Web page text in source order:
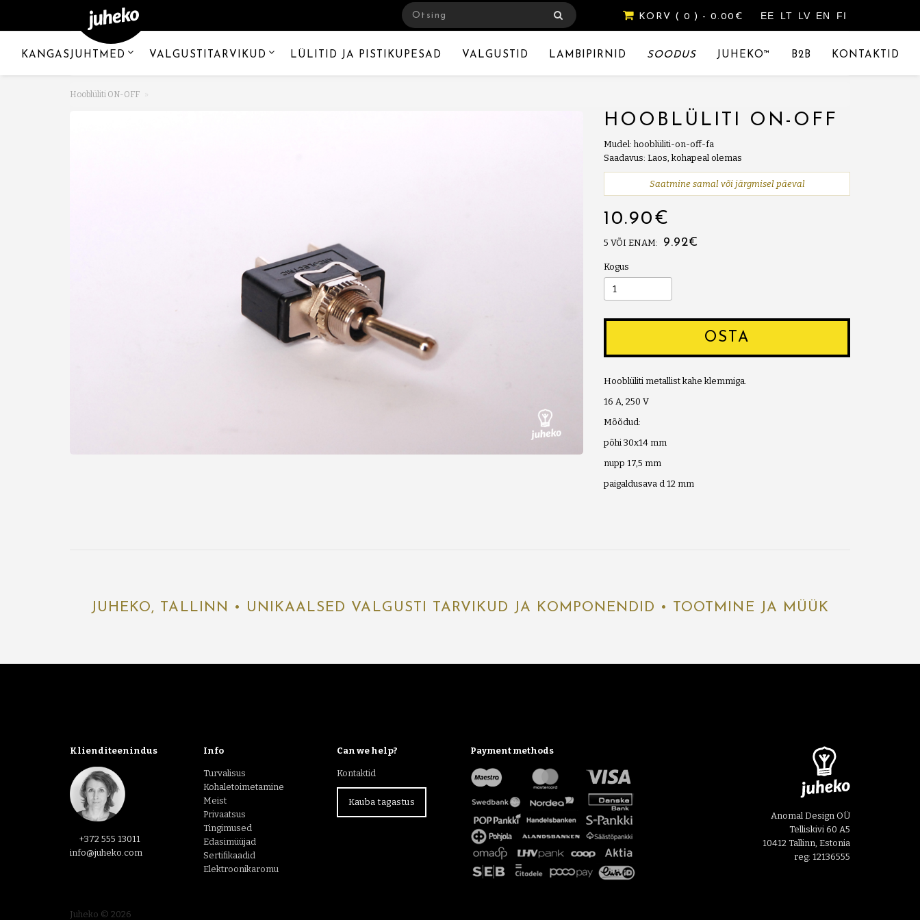
EE LT LV EN FI
KORV ( 0 ) - 0.00€
KANGASJUHTMED VALGUSTITARVIKUD LÜLITID JA PISTIKUPESAD VALGUSTID LAMBIPIRNID SOODUS JUHEKO™ B2B KONTAKTID
Hooblüliti ON-OFF
HOOBLÜLITI ON-OFF
Mudel: hooblüliti-on-off-fa
Saadavus: Laos, kohapeal olemas
Saatmine samal või järgmisel päeval
10.90€
5 VÕI ENAM: 9.92€
Kogus
OSTA
Hooblüliti metallist kahe klemmiga.
16 A, 250 V
Mõõdud:
põhi 30x14 mm
nupp 17,5 mm
paigaldusava d 12 mm
JUHEKO, TALLINN • UNIKAALSED VALGUSTI TARVIKUD JA KOMPONENDID • TOOTMINE JA MÜÜK
Klienditeenindus
+372 555 13011
info@juheko.com
Info
Turvalisus
Kohaletoimetamine
Meist
Privaatsus
Tingimused
Edasimüüjad
Sertifikaadid
Elektroonikaromu
Can we help?
Kontaktid
Kauba tagastus
Payment methods
Anomal Design OÜ
Telliskivi 60 A5
10412 Tallinn, Estonia
reg: 12136555
Juheko © 2026